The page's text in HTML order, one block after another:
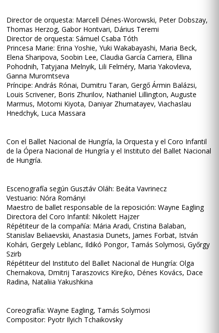
Director de orquesta: Marcell Dénes-Worowski, Peter Dobszay,
Thomas Herzog, Gabor Hontvari, Dárius Teremi
Director de orquesta: Sámuel Csaba Tóth
Princesa Marie: Erina Yoshie, Yuki Wakabayashi, Maria Beck,
Elena Sharipova, Soobin Lee, Claudia García Carriera, Ellina
Pohodnih, Tatyjana Melnyik, Lili Felméry, Maria Yakovleva,
Ganna Muromtseva
Príncipe: András Rónai, Dumitru Taran, Gergő Ármin Balázsi,
Louis Scrivener, Boris Zhurilov, Nathaniel Lillington, Auguste
Marmus, Motomi Kiyota, Daniyar Zhumatayev, Viachaslau
Hnedchyk, Luca Massara
Con el Ballet Nacional de Hungría, la Orquesta y el Coro Infantil
de la Ópera Nacional de Hungría y el Instituto del Ballet Nacional
de Hungría.
Escenografía según Gusztáv Oláh: Beáta Vavrinecz
Vestuario: Nóra Rományi
Maestro de ballet responsable de la reposición: Wayne Eagling
Directora del Coro Infantil: Nikolett Hajzer
Répétiteur de la compañía: Mária Aradi, Cristina Balaban,
Stanislav Beliaevskii, Anastasia Dunets, James Forbat, István
Kohári, Gergely Leblanc, Ildikó Pongor, Tamás Solymosi, Győrgy
Szirb
Répétiteur del Instituto del Ballet Nacional de Hungría: Olga
Chernakova, Dmitrij Taraszovics Kirejko, Dénes Kovács, Dace
Radina, Nataliia Yakushkina
Coreografía: Wayne Eagling, Tamás Solymosi
Compositor: Pyotr Ilyich Tchaikovsky